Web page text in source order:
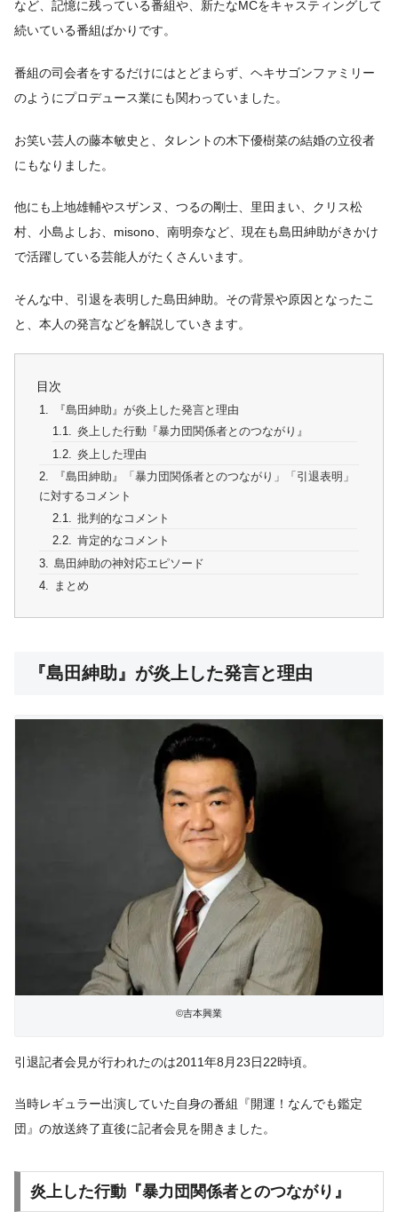
など、記憶に残っている番組や、新たなMCをキャスティングして
続いている番組ばかりです。
番組の司会者をするだけにはとどまらず、ヘキサゴンファミリー
のようにプロデュース業にも関わっていました。
お笑い芸人の藤本敏史と、タレントの木下優樹菜の結婚の立役者
にもなりました。
他にも上地雄輔やスザンヌ、つるの剛士、里田まい、クリス松
村、小島よしお、misono、南明奈など、現在も島田紳助がきかけ
で活躍している芸能人がたくさんいます。
そんな中、引退を表明した島田紳助。その背景や原因となったこ
と、本人の発言などを解説していきます。
目次
『島田紳助』が炎上した発言と理由
炎上した行動『暴力団関係者とのつながり』
炎上した理由
『島田紳助』「暴力団関係者とのつながり」「引退表明」
に対するコメント
批判的なコメント
肯定的なコメント
島田紳助の神対応エピソード
まとめ
『島田紳助』が炎上した発言と理由
©吉本興業
引退記者会見が行われたのは2011年8月23日22時頃。
当時レギュラー出演していた自身の番組『開運！なんでも鑑定
団』の放送終了直後に記者会見を開きました。
炎上した行動『暴力団関係者とのつながり』